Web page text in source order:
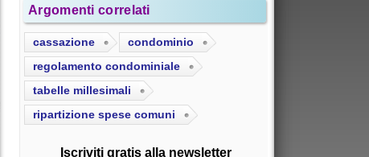
Argomenti correlati
cassazione
condominio
regolamento condominiale
tabelle millesimali
ripartizione spese comuni
Iscriviti gratis alla newsletter